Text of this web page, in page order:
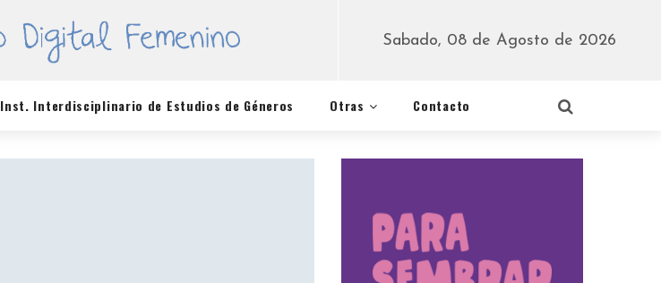
Sabado, 08 de Agosto de 2026
Inst. Interdisciplinario de Estudios de Géneros Otras Contacto